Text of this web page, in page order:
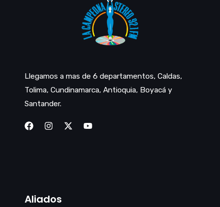
Llegamos a mas de 6 departamentos, Caldas,
Tolima, Cundinamarca, Antioquia, Boyacá y
Santander.
Aliados